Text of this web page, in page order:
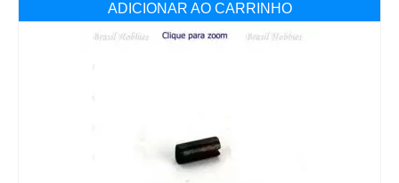
ADICIONAR AO CARRINHO